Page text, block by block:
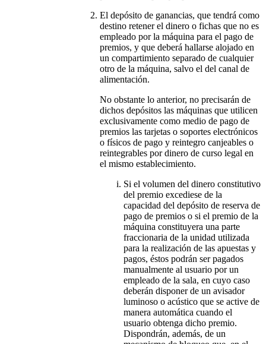
El depósito de ganancias, que tendrá como
destino retener el dinero o fichas que no es
empleado por la máquina para el pago de
premios, y que deberá hallarse alojado en
un compartimiento separado de cualquier
otro de la máquina, salvo el del canal de
alimentación.
No obstante lo anterior, no precisarán de
dichos depósitos las máquinas que utilicen
exclusivamente como medio de pago de
premios las tarjetas o soportes electrónicos
o físicos de pago y reintegro canjeables o
reintegrables por dinero de curso legal en
el mismo establecimiento.
Si el volumen del dinero constitutivo
del premio excediese de la
capacidad del depósito de reserva de
pago de premios o si el premio de la
máquina constituyera una parte
fraccionaria de la unidad utilizada
para la realización de las apuestas y
pagos, éstos podrán ser pagados
manualmente al usuario por un
empleado de la sala, en cuyo caso
deberán disponer de un avisador
luminoso o acústico que se active de
manera automática cuando el
usuario obtenga dicho premio.
Dispondrán, además, de un